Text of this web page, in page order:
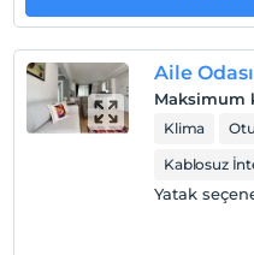
Otel koşulları
Check/in
En erken saat 14:00 ve
Check/out
Evcil hayvan kabul
Aile
Maksimum
Klima
Kablosuz
Yatak